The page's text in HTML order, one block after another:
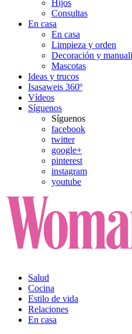
Hijos
Consultas
En casa
En casa
Limpieza y orden
Decoración y
Mascotas
Ideas y trucos
Isasaweis 360º
Vídeos
Síguenos
Síguenos
facebook
twitter
google+
pinterest
instagram
youtube
Salud
Cocina
Estilo de vida
Relaciones
En casa